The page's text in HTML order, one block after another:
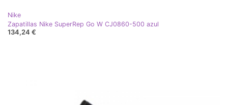
Nike
Zapatillas Nike SuperRep Go W CJ0860-500 azul
134,24 €